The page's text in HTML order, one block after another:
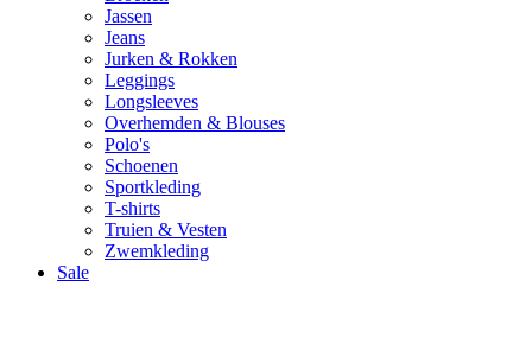
Jassen
Jeans
Jurken & Rokken
Leggings
Longsleeves
Overhemden & Blouses
Polo's
Schoenen
Sportkleding
T-shirts
Truien & Vesten
Zwemkleding
Sale